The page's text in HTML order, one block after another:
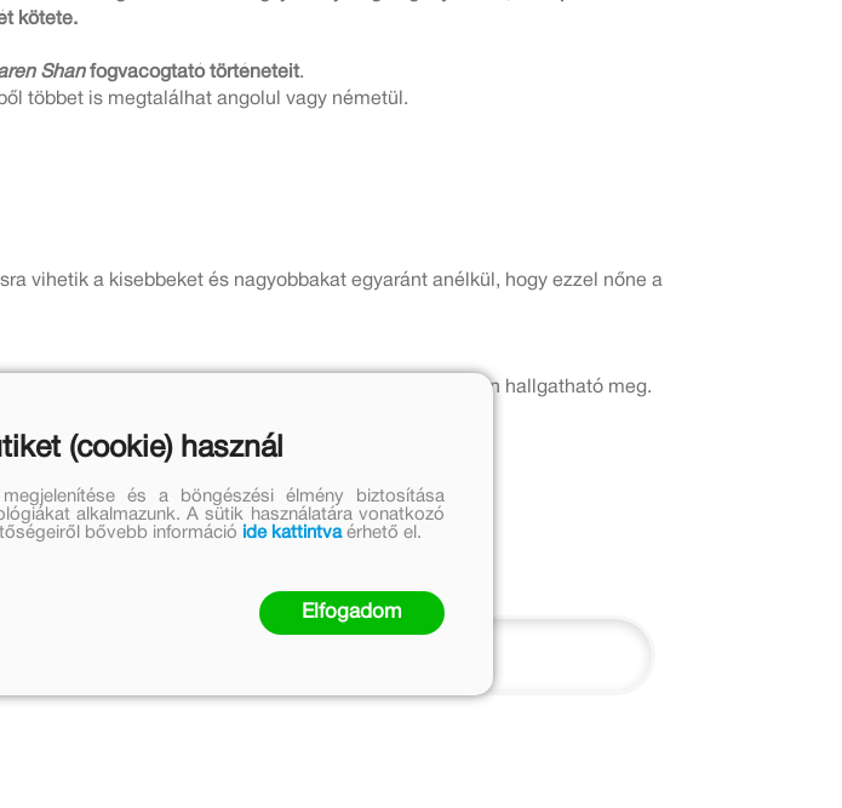
kötete.
Shanfogvacogtató történeteit.
ből többet is megtalálhat angolul vagy németül.
vihetik a kisebbeket és nagyobbakat egyaránt anélkül, hogy ezzel nőne a
György, a Bors néni Molnár Piroska előadásában hallgatható meg.
(cookie) használ
és a böngészési élmény biztosítása
alkalmazunk. A sütik használatára vonatkozó
bővebb információ ide kattintvaérhető el.
Elfogadom